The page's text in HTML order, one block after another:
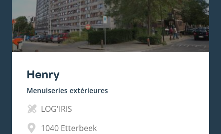
Henry
Menuiseries extérieures
LOG'IRIS
1040 Etterbeek